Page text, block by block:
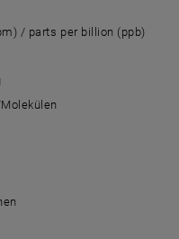
/ parts per billion (ppb)